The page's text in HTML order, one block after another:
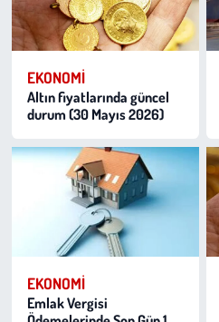
EKONOMI
Altın fiyatlarında güncel
durum (30 Mayıs 2026)
EKONOMI
Emlak Vergisi